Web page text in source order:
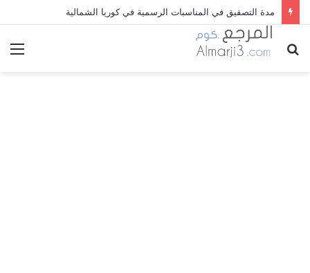
مدة التصفيق في المناسبات الرسمية في كوريا الشمالية
بحث